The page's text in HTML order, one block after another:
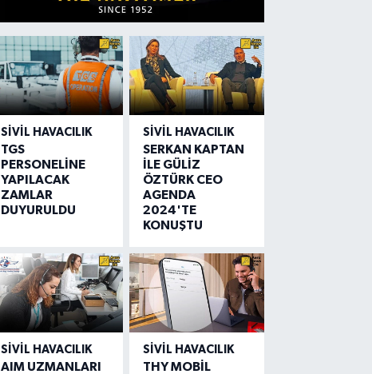
SIVIL HAVACILIK
TGS
PERSONELİNE
YAPILACAK
ZAMLAR
DUYURULDU
SIVIL HAVACILIK
SERKAN KAPTAN
İLE GÜLİZ
ÖZTÜRK CEO
AGENDA
2024'TE
KONUŞTU
SIVIL HAVACILIK
AIM UZMANLARI
SIVIL HAVACILIK
THY MOBİL